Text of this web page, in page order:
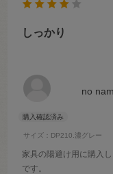
no
サイズ：DP210.濃グレー
しっかり
家具の陽避け用に購入
です。